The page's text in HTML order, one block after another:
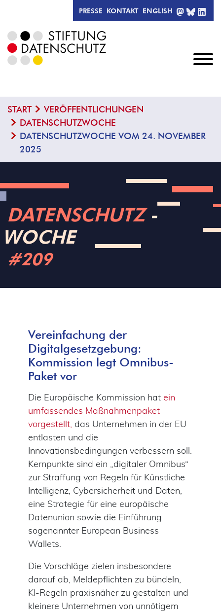
PRESSE KONTAKT ENGLISH
START
VERÖFFENTLICHUNGEN
DATENSCHUTZWOCHE
DATENSCHUTZWOCHE VOM 24. NOVEMBER
2025
DATENSCHUTZ ­
WOCHE
#209
Vereinfachung der
Digitalgesetzgebung:
Kommission legt Omnibus-
Paket vor
Die Europäische Kommission hat ein
umfassendes Maßnahmenpaket
vorgestellt, das Unternehmen in der EU
entlasten und die
Innovationsbedingungen verbessern soll.
Kernpunkte sind ein „digitaler Omnibus“
zur Straffung von Regeln für Künstliche
Intelligenz, Cybersicherheit und Daten,
eine Strategie für eine europäische
Datenunion sowie die Einführung
sogenannter European Business
Wallets.
Die Vorschläge zielen insbesondere
darauf ab, Meldepflichten zu bündeln,
KI-Regeln praxisnäher zu gestalten und
kleinere Unternehmen von unnötigem